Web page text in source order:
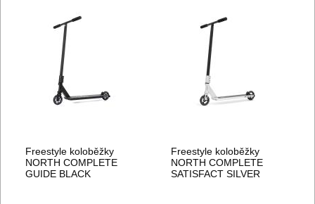
Freestyle koloběžky
NORTH COMPLETE
GUIDE BLACK
Freestyle koloběžky
NORTH COMPLETE
SATISFACT SILVER